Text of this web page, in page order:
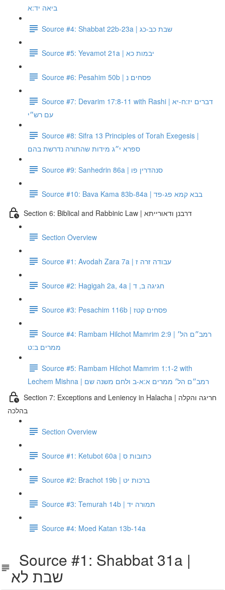
ביאה יד:א
Source #4: Shabbat 22b-23a | שבת כב-כג
Source #5: Yevamot 21a | יבמות כא
Source #6: Pesahim 50b | פסחים נ
Source #7: Devarim 17:8-11 with Rashi | דברים יז:ח-יא
עם רש״י
Source #8: Sifra 13 Principles of Torah Exegesis |
ספרא י״ג מידות שהתורה נדרשת בהם
Source #9: Sanhedrin 86a | סנהדרין פו
Source #10: Bava Kama 83b-84a | בבא קמא פג-פד
Section 6: Biblical and Rabbinic Law | דרבנן ודאורייתא
Section Overview
Source #1: Avodah Zara 7a | עבודה זרה ז
Source #2: Hagigah 2a, 4a | חגיגה ב, ד
Source #3: Pesachim 116b | פסחים קטז
Source #4: Rambam Hilchot Mamrim 2:9 | רמב״ם הל׳
ממרים ב:ט
Source #5: Rambam Hilchot Mamrim 1:1-2 with
Lechem Mishna | רמב״ם הל׳ ממרים א:א-ב ולחם משנה שם
Section 7: Exceptions and Leniency in Halacha | חריגה והקלה
בהלכה
Section Overview
Source #1: Ketubot 60a | כתובות ס
Source #2: Brachot 19b | ברכות יט
Source #3: Temurah 14b | תמורה יד
Source #4: Moed Katan 13b-14a
Source #1: Shabbat 31a |
שבת לא